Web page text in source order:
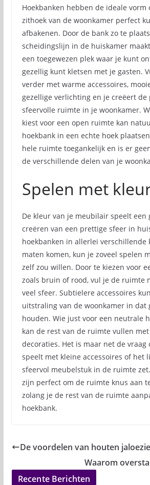
Hoekbanken hebben de ideale vorm
zithoek van de woonkamer perfect
afbakenen. Door de bank zo te
scheidingslijn in de huiskamer
een toegewezen plek waar je kunt
gezellig kunt kletsen met je gasten.
verder met warme accessoires,
gezellige verlichting en je creëert de
sfeervolle ruimte in je woonkamer.
kiest voor een open ruimte kan
hoekbank in een echte hoek
hele ruimte toegankelijk en is er
de verschillende delen van je
Spelen met
De kleur van je meubilair speelt een
creëren van een prettige sfeer in
hoekbanken in allerlei verschillende
maten komen, kun je zoveel spelen
zelf zou willen. Door te kiezen voor
zoals bruin of rood, vul je de ruimte
veel sfeer. Subtielere accessoires
uitstraling van de woonkamer in dat
houden. Wie just voor een neutrale
kan de rest van de ruimte vullen
decoraties. Het is maar net de vraag
speelt met kleine accessoires of het
sfeervol meubelstuk in de ruimte
zijn perfect om de ruimte knus aan
zolang je de rest van de ruimte
hoekbank.
De voordelen van houten
Waarom
Recente Berichten